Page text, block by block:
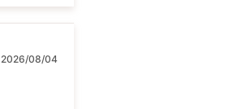
2026/08/04